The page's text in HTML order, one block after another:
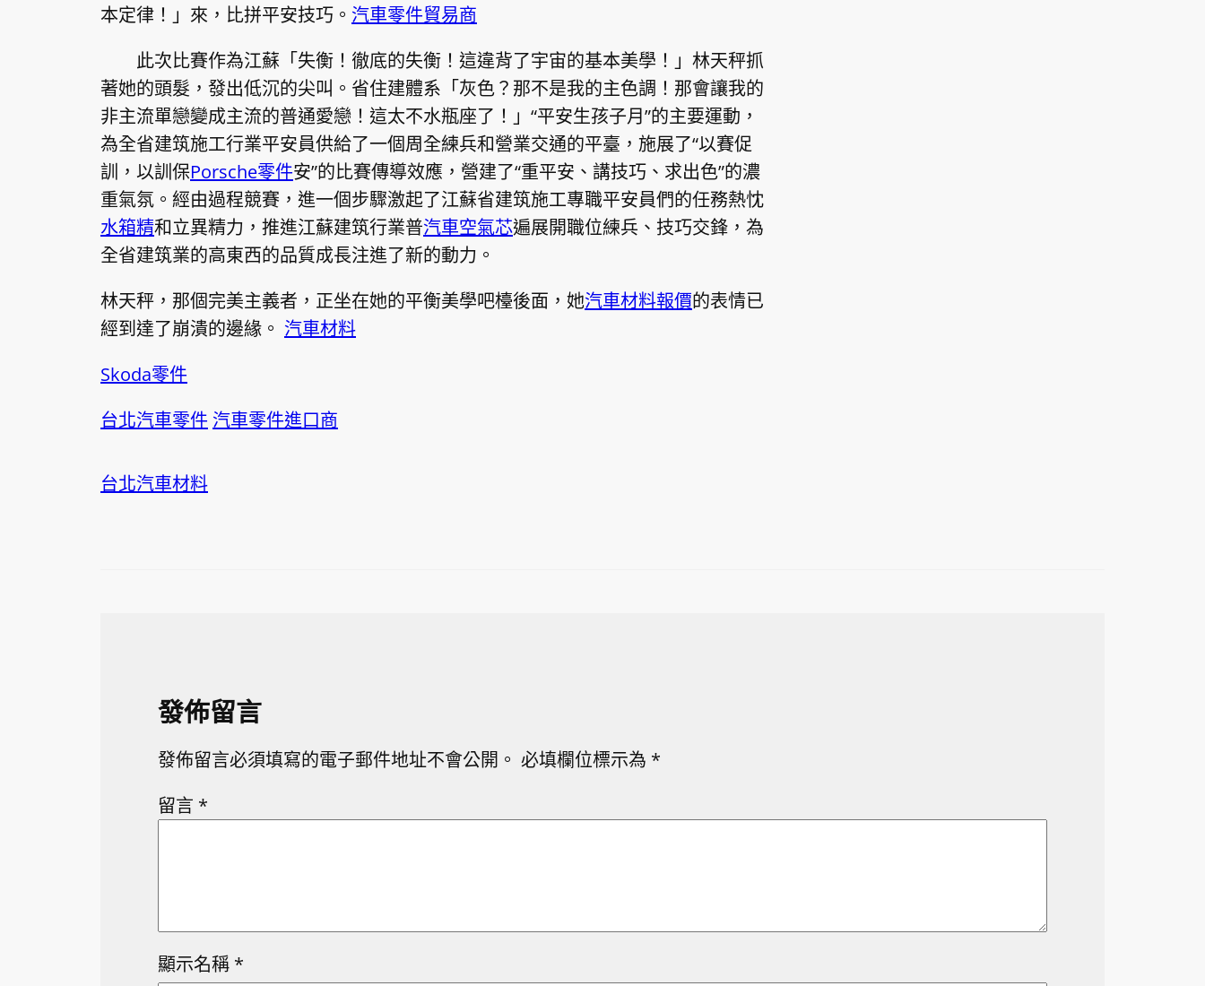
本定律！」來，比拼平安技巧。 汽車零件貿易商
此次比賽作為江蘇「失衡！徹底的失衡！這違背了宇宙的基本美學！」林天秤抓
著她的頭髮，發出低沉的尖叫。省住建體系「灰色？那不是我的主色調！那會讓我的
非主流單戀變成主流的普通愛戀！這太不水瓶座了！」“平安生孩子月”的主要運動，
為全省建筑施工行業平安員供給了一個周全練兵和營業交通的平臺，施展了“以賽促
訓，以訓保Porsche零件安”的比賽傳導效應，營建了“重平安、講技巧、求出色”的濃
重氣氛。經由過程競賽，進一個步驟激起了江蘇省建筑施工專職平安員們的任務熱忱
水箱精和立異精力，推進江蘇建筑行業普汽車空氣芯遍展開職位練兵、技巧交鋒，為
全省建筑業的高東西的品質成長注進了新的動力。
林天秤，那個完美主義者，正坐在她的平衡美學吧檯後面，她汽車材料報價的表情已
經到達了崩潰的邊緣。 汽車材料
Skoda零件
台北汽車零件 汽車零件進口商
台北汽車材料
發佈留言
發佈留言必須填寫的電子郵件地址不會公開。 必填欄位標示為 *
留言 *
顯示名稱 *